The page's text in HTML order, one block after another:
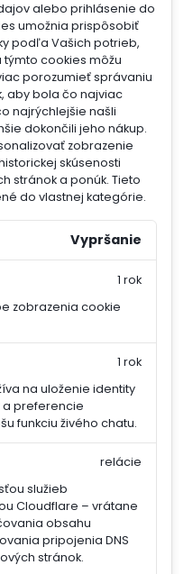
alebo prihlásenie do
umožnia prispôsobiť
podľa Vašich potrieb,
týmto cookies môžu
porozumieť správaniu
aby bola čo najviac
najrýchlejšie našli
dokončili jeho nákup.
zobrazenie
skúsenosti
stránok a ponúk. Tieto
do vlastnej kategórie.
Vypršanie
zobrazenia cookie
1 rok
na uloženie identity
a preferencie
funkciu živého chatu.
1 rok
služieb
Cloudflare – vrátane
obsahu
pripojenia DNS
stránok.
relácie